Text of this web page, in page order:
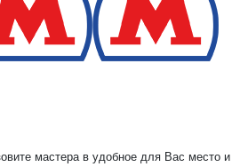
мастера в удобное для Вас место и